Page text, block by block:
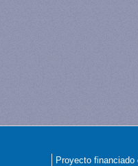
Proyecto